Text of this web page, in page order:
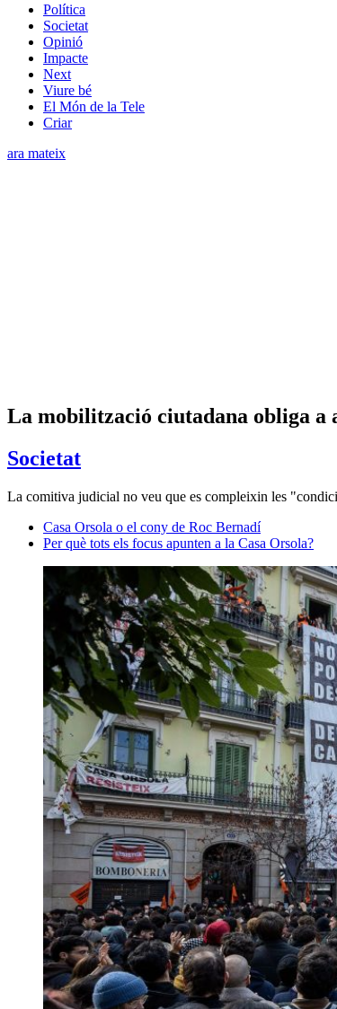
Política
Societat
Opinió
Impacte
Next
Viure bé
El Món de la Tele
Criar
ara mateix
La mobilització ciutadana obliga a
Societat
La comitiva judicial no veu que es compleixin les
Casa Orsola o el cony de Roc Bernadí
Per què tots els focus apunten a la Casa Orsola?